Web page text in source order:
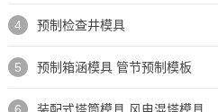
4 预制检查井模具
5 预制箱涵模具 管节预制模板